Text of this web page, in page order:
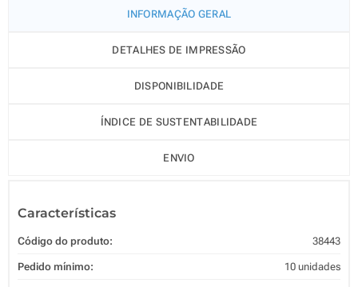
INFORMAÇÃO GERAL
DETALHES DE IMPRESSÃO
DISPONIBILIDADE
ÍNDICE DE SUSTENTABILIDADE
ENVIO
Características
Código do produto: 38443
Pedido mínimo: 10 unidades